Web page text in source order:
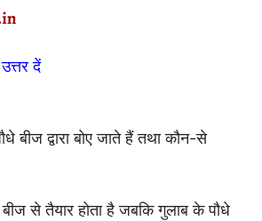
दें
बीज द्वारा बोए जाते हैं तथा कौन-से
से तैयार होता है जबकि गुलाब के पौधे